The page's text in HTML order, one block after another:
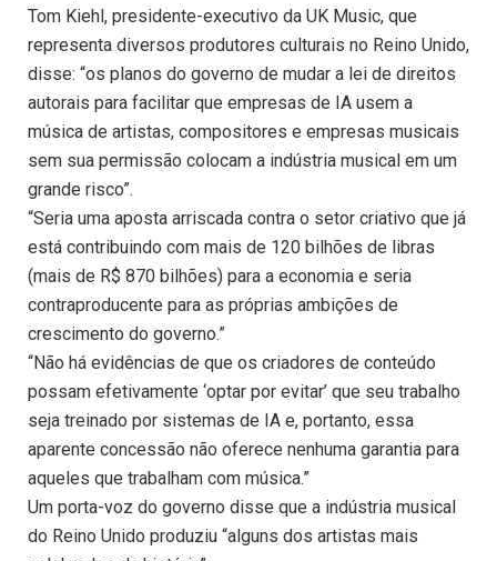
Tom Kiehl, presidente-executivo da UK Music, que
representa diversos produtores culturais no Reino Unido,
disse: “os planos do governo de mudar a lei de direitos
autorais para facilitar que empresas de IA usem a
música de artistas, compositores e empresas musicais
sem sua permissão colocam a indústria musical em um
grande risco”.
“Seria uma aposta arriscada contra o setor criativo que já
está contribuindo com mais de 120 bilhões de libras
(mais de R$ 870 bilhões) para a economia e seria
contraproducente para as próprias ambições de
crescimento do governo.”
“Não há evidências de que os criadores de conteúdo
possam efetivamente ‘optar por evitar’ que seu trabalho
seja treinado por sistemas de IA e, portanto, essa
aparente concessão não oferece nenhuma garantia para
aqueles que trabalham com música.”
Um porta-voz do governo disse que a indústria musical
do Reino Unido produziu “alguns dos artistas mais